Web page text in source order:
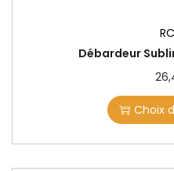
Débardeur
Choix